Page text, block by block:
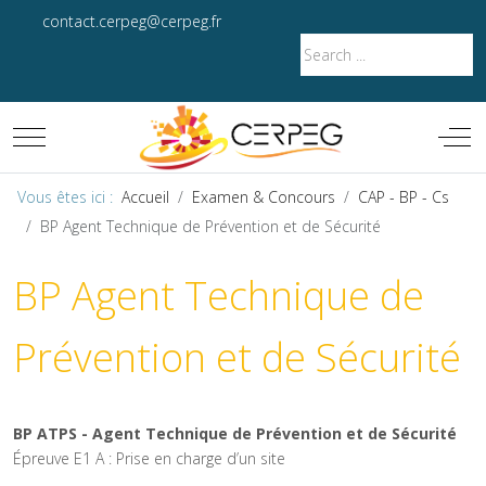
contact.cerpeg@cerpeg.fr
Mobile Menu Toggle Off-
Vous êtes ici : Accueil Examen & Concours
CAP - BP - Cs
BP Agent Technique de Prévention et de Sécurité
BP Agent Technique de
Prévention et de Sécurité
BP ATPS - Agent Technique de Prévention et de Sécurité
Épreuve E1 A : Prise en charge d’un site